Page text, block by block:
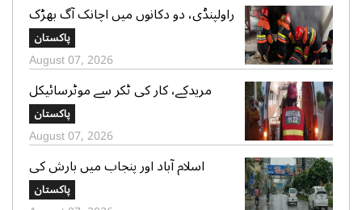
راولپنڈی، دو دکانوں میں اچانک آگ بھڑک
اٹھی، ریسکیو کی بروقت کارروائی، بڑا
نقصان ٹل گیا
پاکستان
August 07, 2026
مریدکے، کار کی ٹکر سے موٹرسائیکل
سوار 2 دوست جاں بحق، بچہ شدید
زخمی
پاکستان
August 07, 2026
اسلام آباد اور پنجاب میں بارش کی
پیشگوئی، کراچی میں بوندا باندی کا
امکان
پاکستان